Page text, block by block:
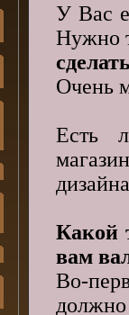
У Вас
Нужно
Очень
Есть
Какой
вам
Во-